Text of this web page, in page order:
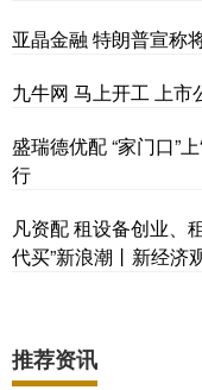
亚晶金融 特朗普宣称
九牛网 马上开工 上市
盛瑞德优配 “家门口”
行
凡资配 租设备创业、
代买”新浪潮丨新经济
推荐资讯